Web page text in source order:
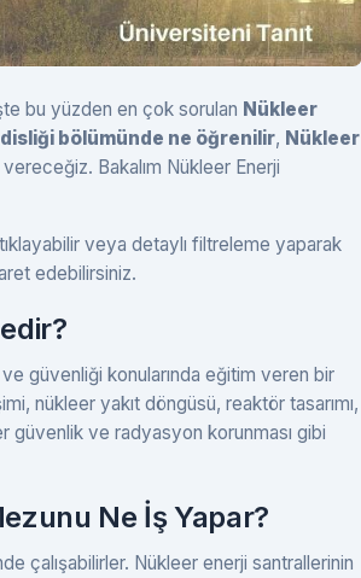
bu yüzden en çok sorulan Nükleer
bölümünde ne öğrenilir, Nükleer
vereceğiz. Bakalım Nükleer Enerji
veya detaylı filtreleme yaparak
edebilirsiniz.
ve güvenliği konularında eğitim veren bir
nükleer yakıt döngüsü, reaktör tasarımı,
güvenlik ve radyasyon korunması gibi
Ne İş Yapar?
çalışabilirler. Nükleer enerji santrallerinin